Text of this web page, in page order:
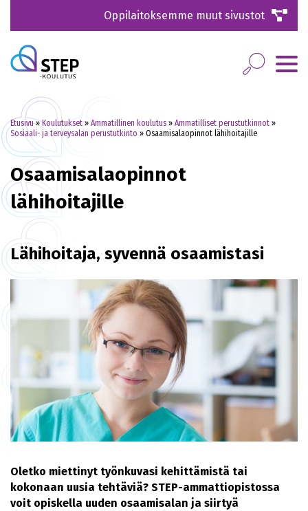
Oppilaitoksemme muut sivustot
Etusivu»Koulutukset » Ammatillinen koulutus » Ammatilliset perustutkinnot »
Sosiaali- ja terveysalan perustutkinto » Osaamisalaopinnot lähihoitajille
Osaamisalaopinnot
lähihoitajille
Lähihoitaja, syvennä osaamistasi
Oletko miettinyt työnkuvasi kehittämistä tai
kokonaan uusia tehtäviä? STEP-ammattiopistossa
voit opiskella uuden osaamisalan ja siirtyä